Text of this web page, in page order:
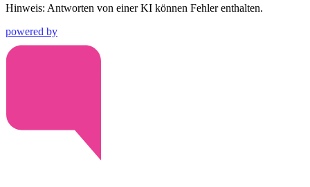
Hinweis: Antworten von einer KI können Fehler enthalten.
powered by